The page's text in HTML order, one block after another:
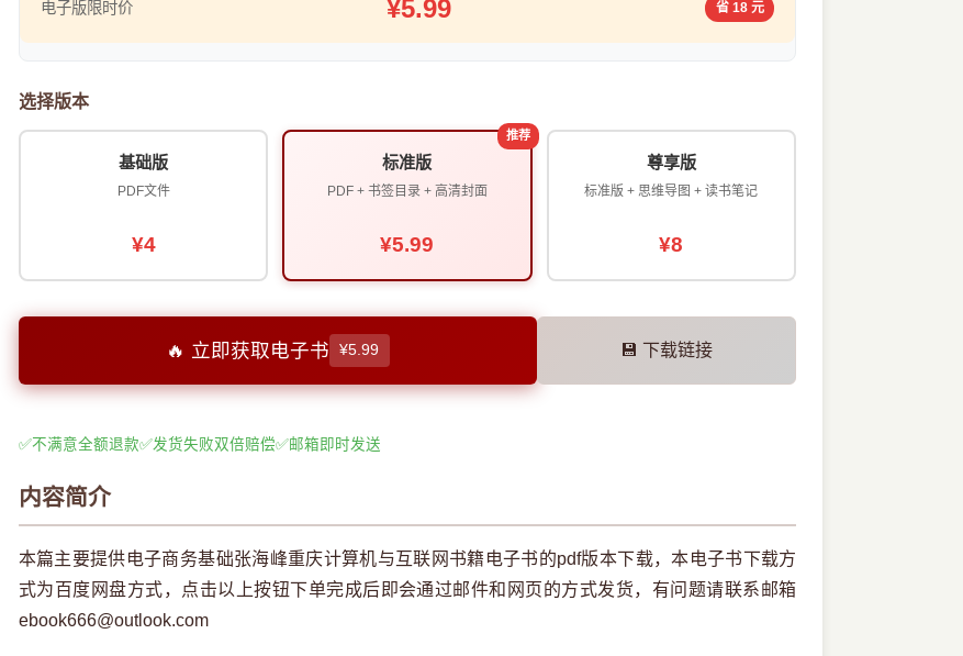
电子版限时价 ¥5.99 省 18 元
选择版本
基础版
PDF文件
¥4
推荐
标准版
PDF + 书签目录 + 高清封面
¥5.99
尊享版
标准版 + 思维导图 + 读书笔记
¥8
🔥 立即获取电子书 ¥5.99 💾 下载链接
✅不满意全额退款✅发货失败双倍赔偿✅邮箱即时发送
内容简介
本篇主要提供电子商务基础张海峰重庆计算机与互联网书籍电子书的pdf版本下载，本电子书下载方
式为百度网盘方式，点击以上按钮下单完成后即会通过邮件和网页的方式发货，有问题请联系邮箱
ebook666@outlook.com